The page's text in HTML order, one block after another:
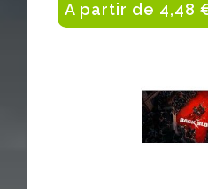
A partir de 4,48